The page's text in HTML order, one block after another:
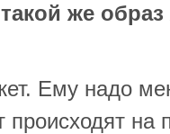
же
Ему надо
происходят